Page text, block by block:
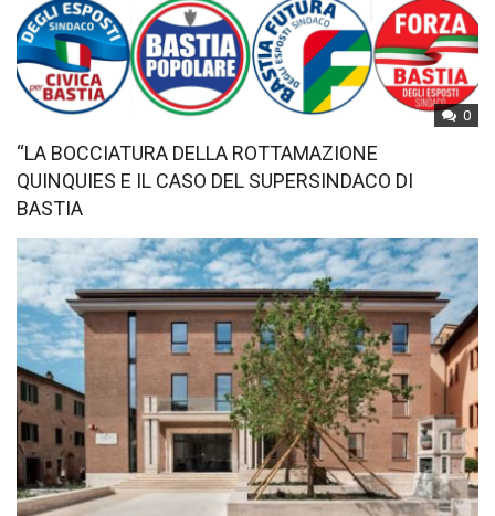
0
“LA BOCCIATURA DELLA ROTTAMAZIONE
QUINQUIES E IL CASO DEL SUPERSINDACO DI
BASTIA